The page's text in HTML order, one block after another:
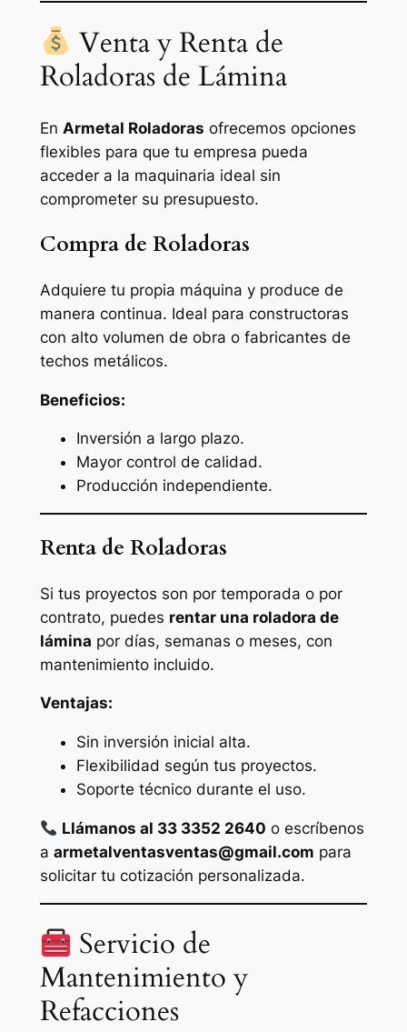
Venta y Renta de
Roladoras de Lámina
En Armetal Roladoras ofrecemos opciones
flexibles para que tu empresa pueda
acceder a la maquinaria ideal sin
comprometer su presupuesto.
Compra de Roladoras
Adquiere tu propia máquina y produce de
manera continua. Ideal para constructoras
con alto volumen de obra o fabricantes de
techos metálicos.
Beneficios:
Inversión a largo plazo.
Mayor control de calidad.
Producción independiente.
Renta de Roladoras
Si tus proyectos son por temporada o por
contrato, puedes rentar una roladora de
lámina por días, semanas o meses, con
mantenimiento incluido.
Ventajas:
Sin inversión inicial alta.
Flexibilidad según tus proyectos.
Soporte técnico durante el uso.
Llámanos al 33 3352 2640 o escríbenos
a armetalventasventas@gmail.com para
solicitar tu cotización personalizada.
Servicio de
Mantenimiento y
Refacciones